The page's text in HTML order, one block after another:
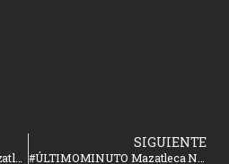
SIGUIENTE